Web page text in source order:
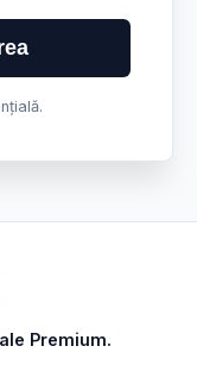
Premium.